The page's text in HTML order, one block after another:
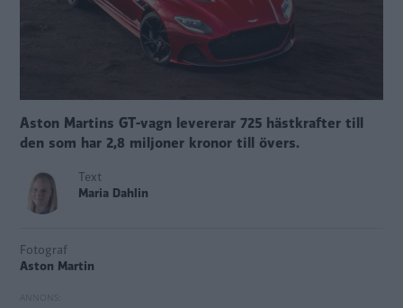
Aston Martins GT-vagn levererar 725 hästkrafter till
den som har 2,8 miljoner kronor till övers.
Text
Maria Dahlin
Fotograf
Aston Martin